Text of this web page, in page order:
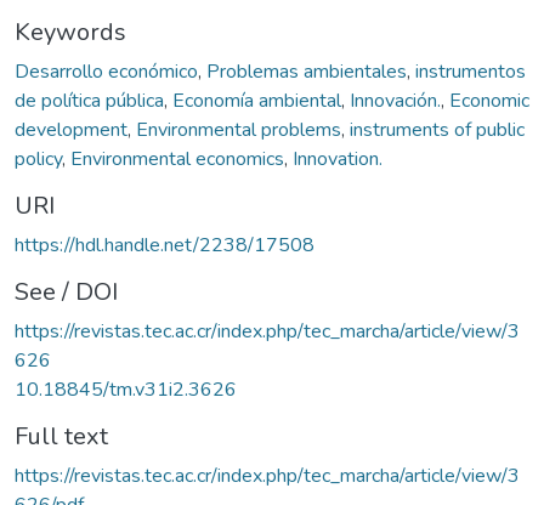
Keywords
Desarrollo económico, Problemas ambientales, instrumentos
de política pública, Economía ambiental, Innovación., Economic
development, Environmental problems, instruments of public
policy, Environmental economics, Innovation.
URI
https://hdl.handle.net/2238/17508
See / DOI
https://revistas.tec.ac.cr/index.php/tec_marcha/article/view/3
626
10.18845/tm.v31i2.3626
Full text
https://revistas.tec.ac.cr/index.php/tec_marcha/article/view/3